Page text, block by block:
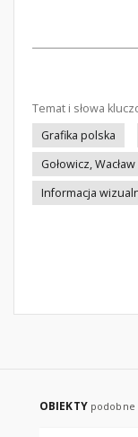
Temat i słowa
Grafika polska
Gołowicz,
Informacja
OBIEKTY podobne